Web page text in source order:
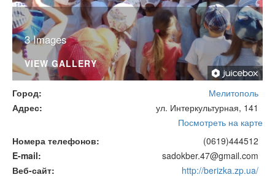
3 Images
VIEW GALLERY
Город
Мелитополь
Адрес
ул. Интеркультурная, 141
Посмотреть на карте
Номера телефонов
(0619)444512
E-mail
sadokber.47@gmail.com
Веб-сайт
http://berizka.zp.ua/